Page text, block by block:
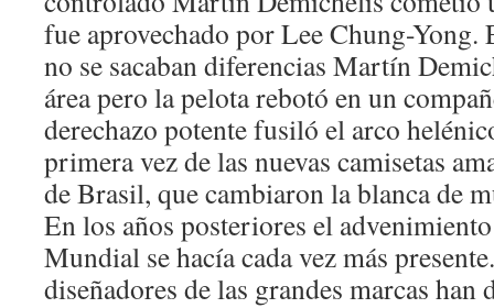
fue aprovechado por Lee Chung-Yong.
no se sacaban diferencias Martín
área pero la pelota rebotó en un
derechazo potente fusiló el arco
primera vez de las nuevas camisetas
de Brasil, que cambiaron la blanca de
En los años posteriores el
Mundial se hacía cada vez más
diseñadores de las grandes marcas